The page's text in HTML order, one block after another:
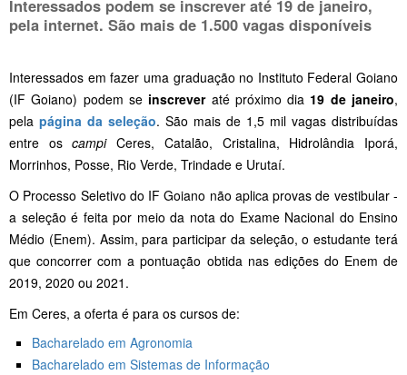
Interessados podem se inscrever até 19 de janeiro,
pela internet. São mais de 1.500 vagas disponíveis
Interessados em fazer uma graduação no Instituto Federal Goiano
(IF Goiano) podem se inscreveraté próximo dia 19 de janeiro,
pela página da seleção. São mais de 1,5 mil vagas distribuídas
entre oscampiCeres, Catalão, Cristalina, Hidrolândia Iporá,
Morrinhos, Posse, Rio Verde, Trindade e Urutaí.
O Processo Seletivo do IF Goiano não aplica provas de vestibular -
a seleção é feita por meio da nota do Exame Nacional do Ensino
Médio (Enem). Assim, para participar da seleção, o estudante terá
que concorrer com a pontuação obtida nas edições do Enem de
2019, 2020 ou 2021.
Em Ceres, a oferta é para os cursos de:
Bacharelado em Agronomia
Bacharelado em Sistemas de Informação